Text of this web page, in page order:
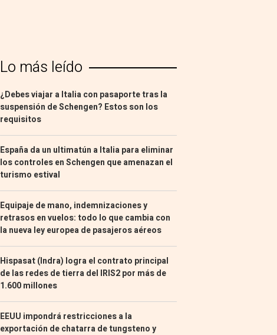
Lo más leído
¿Debes viajar a Italia con pasaporte tras la
suspensión de Schengen? Estos son los
requisitos
España da un ultimatún a Italia para eliminar
los controles en Schengen que amenazan el
turismo estival
Equipaje de mano, indemnizaciones y
retrasos en vuelos: todo lo que cambia con
la nueva ley europea de pasajeros aéreos
Hispasat (Indra) logra el contrato principal
de las redes de tierra del IRIS2 por más de
1.600 millones
EEUU impondrá restricciones a la
exportación de chatarra de tungsteno y